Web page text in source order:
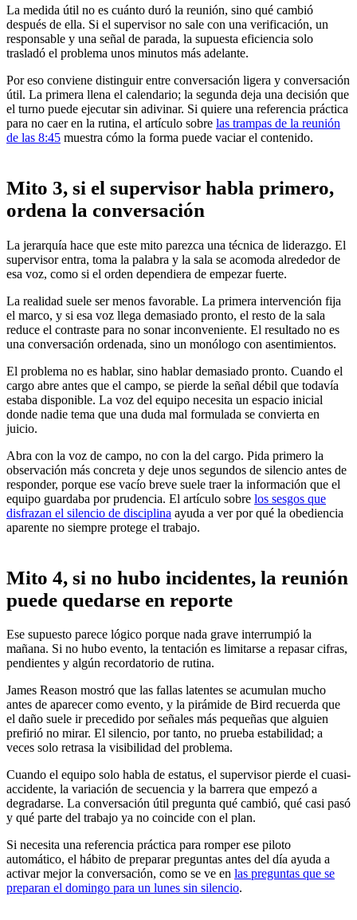
La medida útil no es cuánto duró la reunión, sino qué cambió
después de ella. Si el supervisor no sale con una verificación, un
responsable y una señal de parada, la supuesta eficiencia solo
trasladó el problema unos minutos más adelante.
Por eso conviene distinguir entre conversación ligera y conversación
útil. La primera llena el calendario; la segunda deja una decisión que
el turno puede ejecutar sin adivinar. Si quiere una referencia práctica
para no caer en la rutina, el artículo sobre las trampas de la reunión
de las 8:45 muestra cómo la forma puede vaciar el contenido.
Mito 3, si el supervisor habla primero,
ordena la conversación
La jerarquía hace que este mito parezca una técnica de liderazgo. El
supervisor entra, toma la palabra y la sala se acomoda alrededor de
esa voz, como si el orden dependiera de empezar fuerte.
La realidad suele ser menos favorable. La primera intervención fija
el marco, y si esa voz llega demasiado pronto, el resto de la sala
reduce el contraste para no sonar inconveniente. El resultado no es
una conversación ordenada, sino un monólogo con asentimientos.
El problema no es hablar, sino hablar demasiado pronto. Cuando el
cargo abre antes que el campo, se pierde la señal débil que todavía
estaba disponible. La voz del equipo necesita un espacio inicial
donde nadie tema que una duda mal formulada se convierta en
juicio.
Abra con la voz de campo, no con la del cargo. Pida primero la
observación más concreta y deje unos segundos de silencio antes de
responder, porque ese vacío breve suele traer la información que el
equipo guardaba por prudencia. El artículo sobre los sesgos que
disfrazan el silencio de disciplina ayuda a ver por qué la obediencia
aparente no siempre protege el trabajo.
Mito 4, si no hubo incidentes, la reunión
puede quedarse en reporte
Ese supuesto parece lógico porque nada grave interrumpió la
mañana. Si no hubo evento, la tentación es limitarse a repasar cifras,
pendientes y algún recordatorio de rutina.
James Reason mostró que las fallas latentes se acumulan mucho
antes de aparecer como evento, y la pirámide de Bird recuerda que
el daño suele ir precedido por señales más pequeñas que alguien
prefirió no mirar. El silencio, por tanto, no prueba estabilidad; a
veces solo retrasa la visibilidad del problema.
Cuando el equipo solo habla de estatus, el supervisor pierde el cuasi-
accidente, la variación de secuencia y la barrera que empezó a
degradarse. La conversación útil pregunta qué cambió, qué casi pasó
y qué parte del trabajo ya no coincide con el plan.
Si necesita una referencia práctica para romper ese piloto
automático, el hábito de preparar preguntas antes del día ayuda a
activar mejor la conversación, como se ve en las preguntas que se
preparan el domingo para un lunes sin silencio.